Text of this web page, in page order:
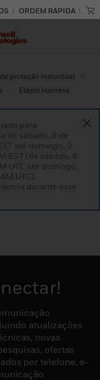
ORDEM RÁPIDA
proteção individual
Elasto Harness
para
de sábado, 8 de
até domingo, 9
EST (de sábado, 8
UTC até domingo,
UTC).
durante esse
atualizações
novas
ofertas
por telefone, e-